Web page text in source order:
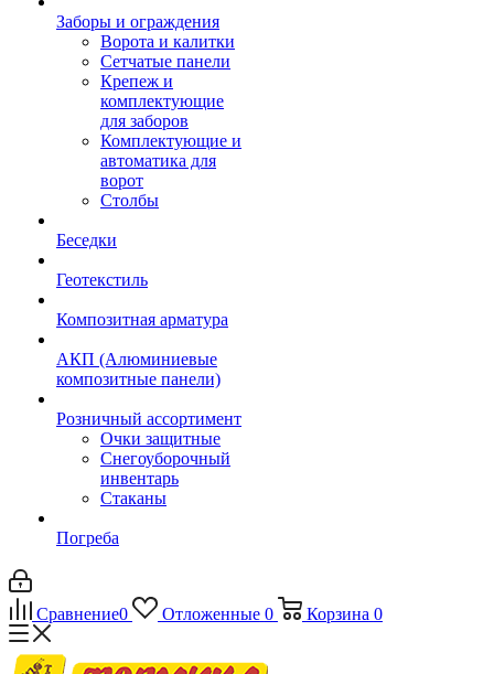
Заборы и ограждения
Ворота и калитки
Сетчатые панели
Крепеж и
комплектующие
для заборов
Комплектующие и
автоматика для
ворот
Столбы
Беседки
Геотекстиль
Композитная арматура
АКП (Алюминиевые
композитные панели)
Розничный ассортимент
Очки защитные
Снегоуборочный
инвентарь
Стаканы
Погреба
Сравнение0 Отложенные 0 Корзина 0